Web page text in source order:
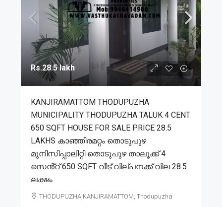
Rs.28.5 lakh
KANJIRAMATTOM THODUPUZHA
MUNICIPALITY THODUPUZHA TALUK 4 CENT
650 SQFT HOUSE FOR SALE PRICE 28.5
LAKHS കാഞ്ഞിരമറ്റം തൊടുപുഴ
മുനിസിപ്പാലിറ്റി തൊടുപുഴ താലൂക്ക് 4
സെൻ്റ് 650 SQFT വീട് വില്പനക്ക് വില 28.5
ലക്ഷം
THODUPUZHA,KANJIRAMATTOM, Thodupuzha